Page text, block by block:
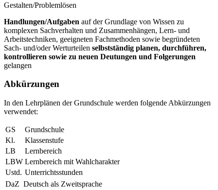
Gestalten/Problemlösen
Handlungen/Aufgaben auf der Grundlage von Wissen zu
komplexen Sachverhalten und Zusammenhängen, Lern- und
Arbeitstechniken, geeigneten Fachmethoden sowie begründeten
Sach- und/oder Werturteilen selbstständig planen, durchführen,
kontrollieren sowie zu neuen Deutungen und Folgerungen
gelangen
Abkürzungen
In den Lehrplänen der Grundschule werden folgende Abkürzungen
verwendet:
GS
Grundschule
Kl.
Klassenstufe
LB
Lernbereich
LBW Lernbereich mit Wahlcharakter
Ustd. Unterrichtsstunden
DaZ Deutsch als Zweitsprache